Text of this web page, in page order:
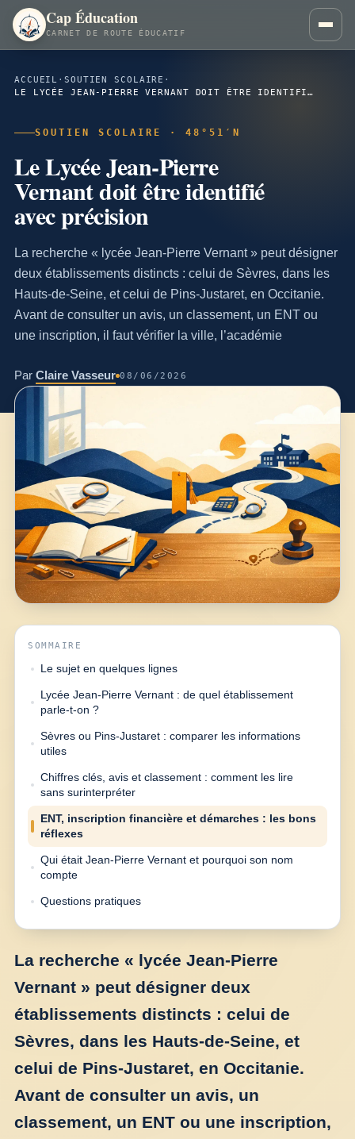
Cap Éducation
CARNET DE ROUTE ÉDUCATIF
ACCUEIL ·SOUTIEN SCOLAIRE ·
LE LYCÉE JEAN-PIERRE VERNANT DOIT ÊTRE IDENTIFIÉ AVEC PRÉCISION
SOUTIEN SCOLAIRE · 48°51′N
Le Lycée Jean-Pierre
Vernant doit être identifié
avec précision
La recherche « lycée Jean-Pierre Vernant » peut désigner
deux établissements distincts : celui de Sèvres, dans les
Hauts-de-Seine, et celui de Pins-Justaret, en Occitanie.
Avant de consulter un avis, un classement, un ENT ou
une inscription, il faut vérifier la ville, l’académie
Par Claire Vasseur 08/06/2026
SOMMAIRE
Le sujet en quelques lignes
Lycée Jean-Pierre Vernant : de quel établissement
parle-t-on ?
Sèvres ou Pins-Justaret : comparer les informations
utiles
Chiffres clés, avis et classement : comment les lire
sans surinterpréter
ENT, inscription financière et démarches : les bons
réflexes
Qui était Jean-Pierre Vernant et pourquoi son nom
compte
Questions pratiques
La recherche « lycée Jean-Pierre
Vernant » peut désigner deux
établissements distincts : celui de
Sèvres, dans les Hauts-de-Seine, et
celui de Pins-Justaret, en Occitanie.
Avant de consulter un avis, un
classement, un ENT ou une inscription,